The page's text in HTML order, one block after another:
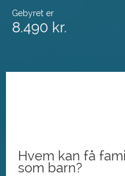
Gebyret er
8.490 kr.
Hvem kan få
som barn?